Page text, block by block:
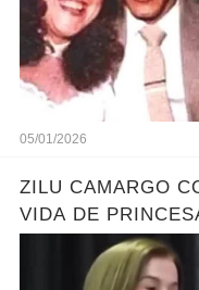
05/01/2026
ZILU CAMARGO
VIDA DE